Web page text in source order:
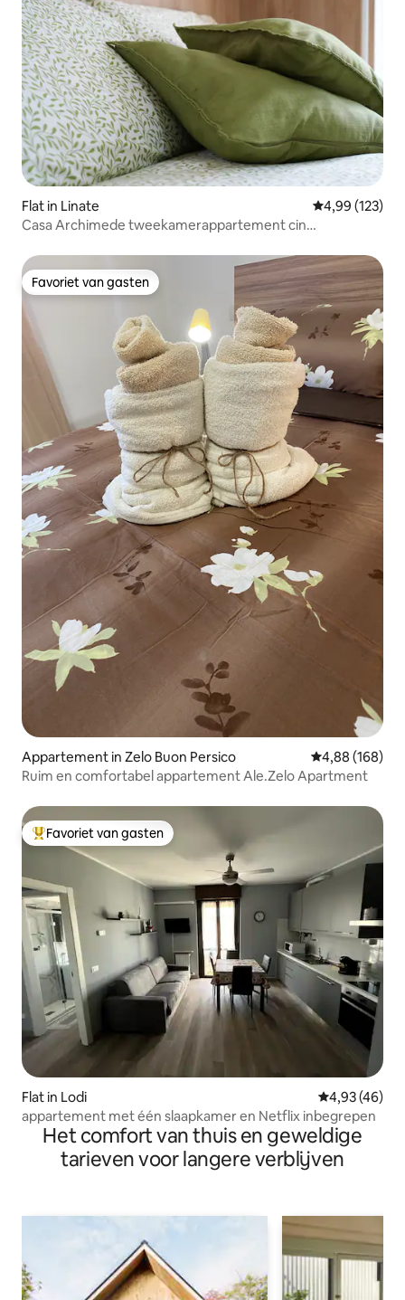
Flat in Linate Gemiddelde
4,99 (123)
Casa Archimede tweekamerappartement cin
Favoriet van gasten
Favoriet van gasten
Appartement in Zelo Buon Persico Gemiddelde
4,88 (168)
Ruim en comfortabel appartement Ale.Zelo Apartment
Topfavoriet van gasten
Favoriet van gasten
Flat in Lodi Gemiddelde
4,93 (46)
appartement met één slaapkamer en Netflix inbegrepen
Het comfort van thuis en geweldige
tarieven voor langere verblijven